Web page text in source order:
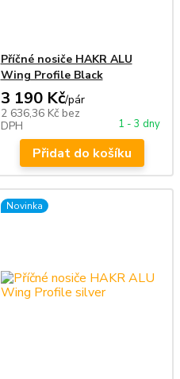
Příčné nosiče HAKR ALU
Wing Profile Black
3 190 Kč/pár
2 636,36 Kč bez
DPH
1 - 3 dny
Přidat do košíku
Novinka